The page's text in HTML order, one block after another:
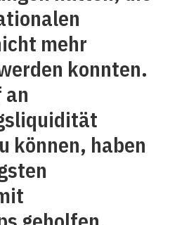
mehr
konnten.
an
können, haben